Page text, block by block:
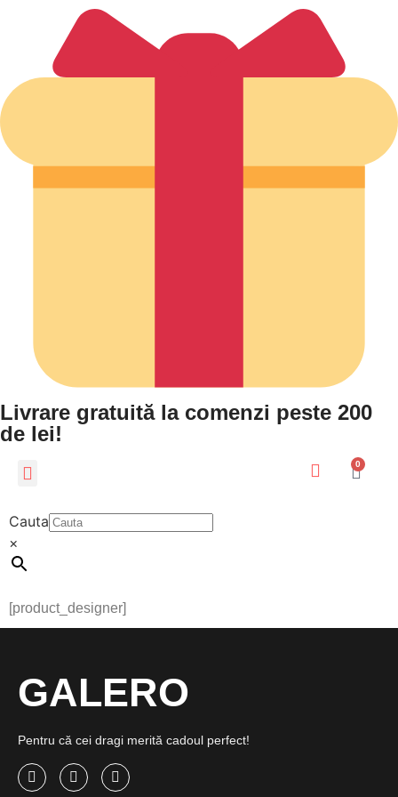
Livrare gratuită la comenzi peste 200
de lei!
0
Cauta
×
[product_designer]
GALERO
Pentru că cei dragi merită cadoul perfect!